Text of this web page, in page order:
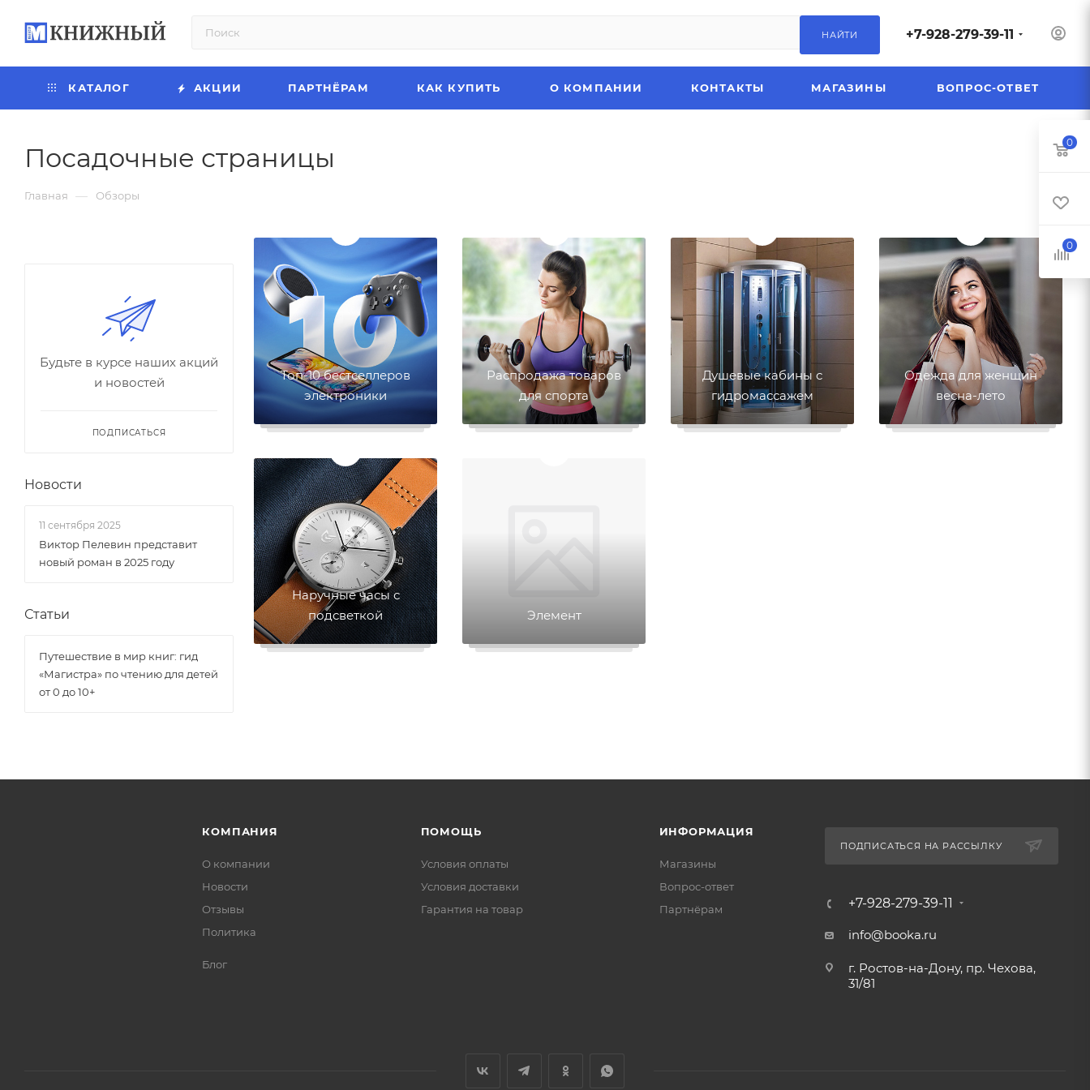
НАЙТИ +7-928-279-39-11
КАТАЛОГ АКЦИИ ПАРТНЁРАМ КАК КУПИТЬ О КОМПАНИИ КОНТАКТЫ МАГАЗИНЫ ВОПРОС-ОТВЕТ
Посадочные страницы
Главная — Обзоры
Топ-10 бестселлеров
электроники
Распродажа товаров
для спорта
Душевые кабины с
гидромассажем
Одежда для женщин
весна-лето
Наручные часы с
подсветкой
Элемент
Будьте в курсе наших акций
и новостей
ПОДПИСАТЬСЯ
Новости
11 сентября 2025
Виктор Пелевин представит
новый роман в 2025 году
Статьи
Путешествие в мир книг: гид
«Магистра» по чтению для детей
от 0 до 10+
КОМПАНИЯ
О компании
Новости
Отзывы
Политика
Блог
ПОМОЩЬ
Условия оплаты
Условия доставки
Гарантия на товар
ИНФОРМАЦИЯ
Магазины
Вопрос-ответ
Партнёрам
ПОДПИСАТЬСЯ НА РАССЫЛКУ
+7-928-279-39-11
info@booka.ru
г. Ростов-на-Дону, пр. Чехова,
31/81
0
0